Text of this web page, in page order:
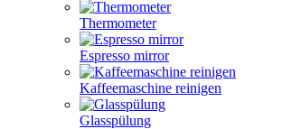
Thermometer
Espresso mirror
Kaffeemaschine reinigen
Glasspülung